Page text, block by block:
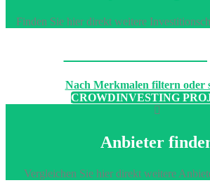
Finden Sie hier direkt weitere
Nach Merkmalen filtern oder
CROWDINVESTING
Anbieter
Vergleichen Sie hier direkt weitere